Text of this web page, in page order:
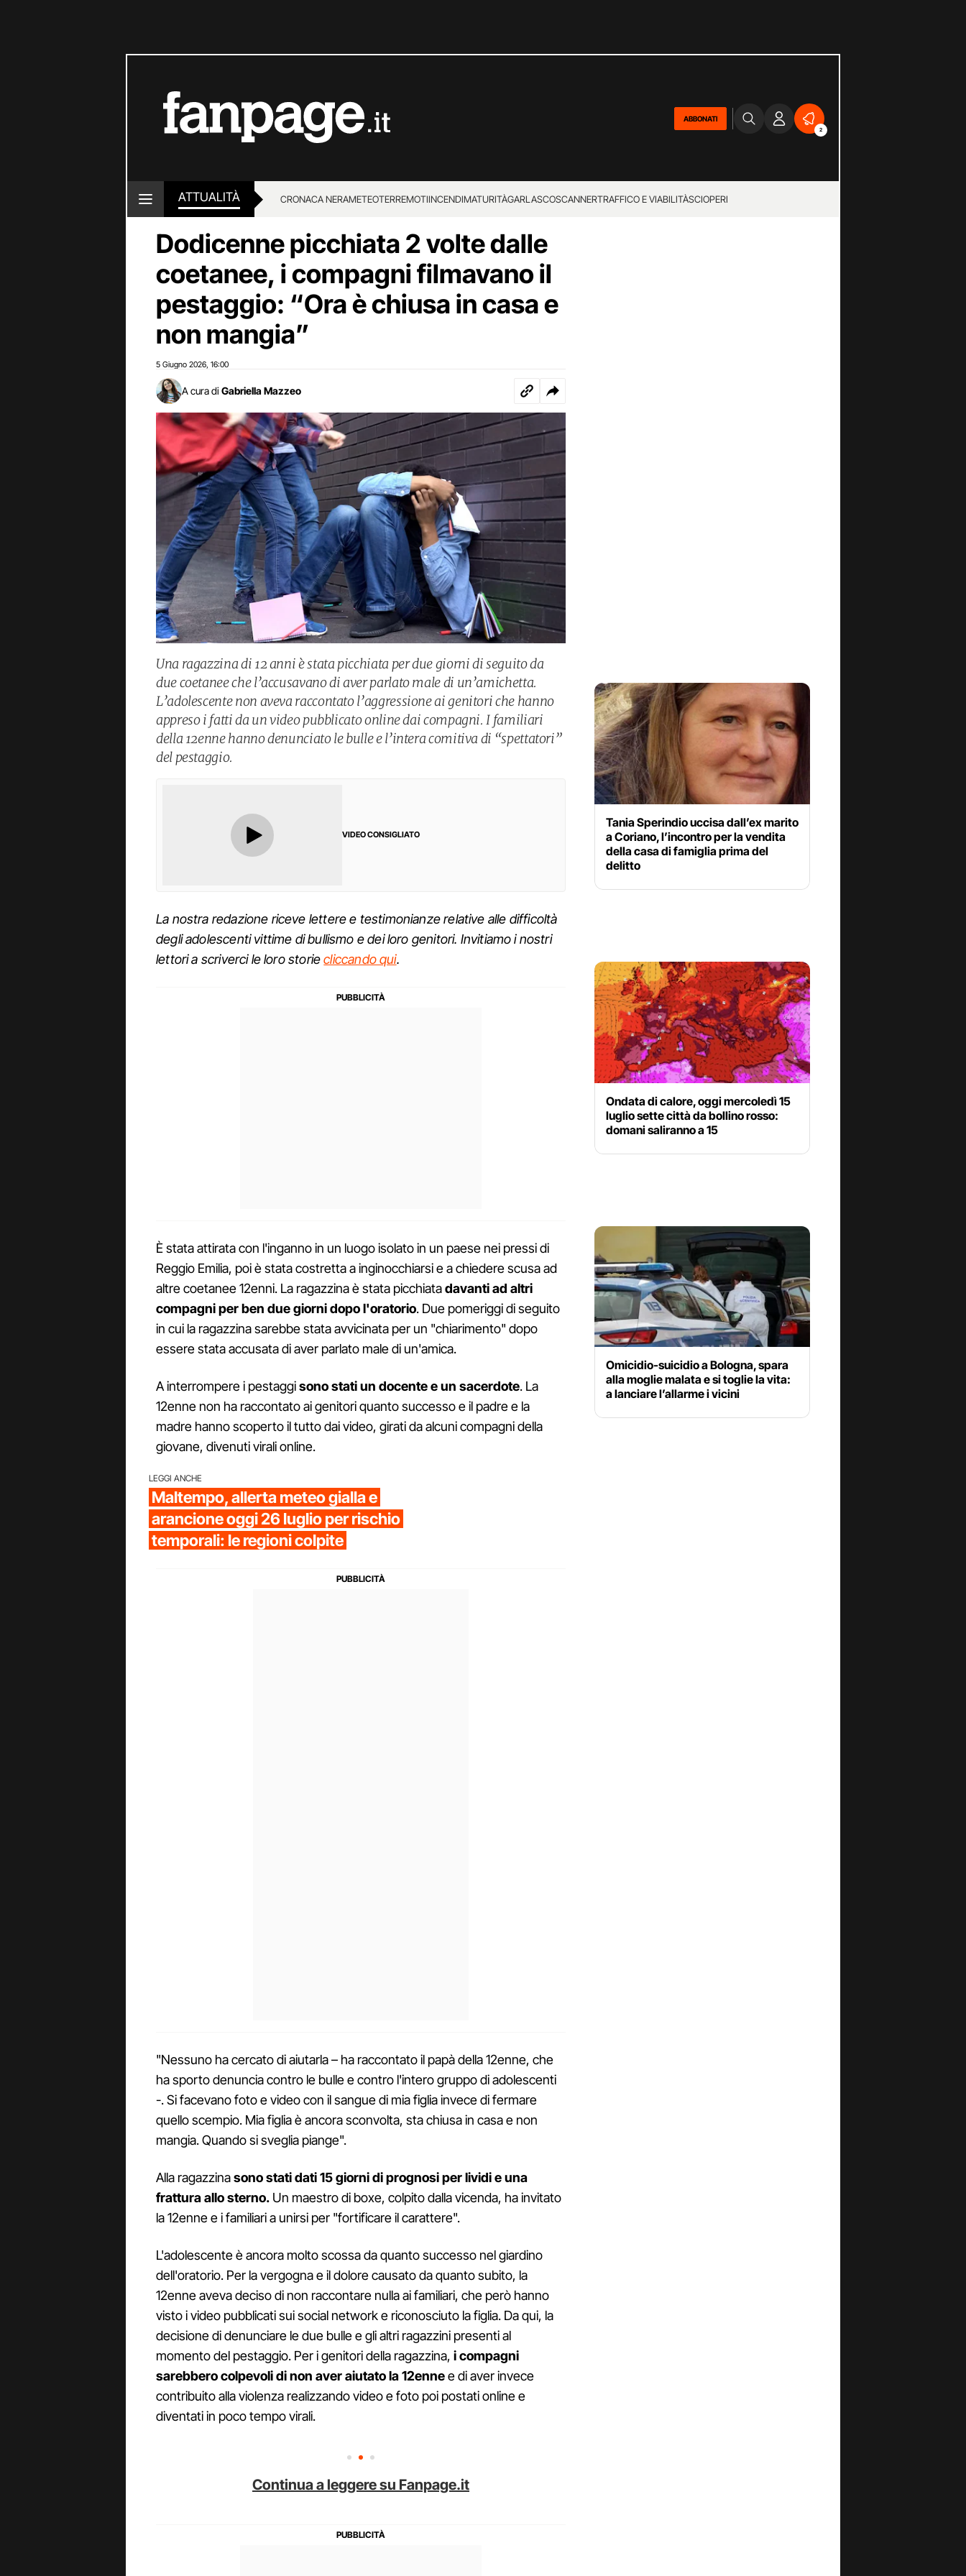
ABBONATI
2
ATTUALITÀ CRONACA NERAMETEOTERREMOTIINCENDIMATURITÀGARLASCOSCANNERTRAFFICO E VIABILITÀSCIOPERI
LOTTO E SUPERENALOTTO
Dodicenne picchiata 2 volte dalle
coetanee, i compagni filmavano il
pestaggio: “Ora è chiusa in casa e
non mangia”
5 Giugno 2026 16:00
A cura di Gabriella Mazzeo
Una ragazzina di 12 anni è stata picchiata per due giorni di seguito da
due coetanee che l’accusavano di aver parlato male di un’amichetta.
L’adolescente non aveva raccontato l’aggressione ai genitori che hanno
appreso i fatti da un video pubblicato online dai compagni. I familiari
della 12enne hanno denunciato le bulle e l’intera comitiva di “spettatori”
del pestaggio.
VIDEO CONSIGLIATO
La nostra redazione riceve lettere e testimonianze relative alle difficoltà
degli adolescenti vittime di bullismo e dei loro genitori. Invitiamo i nostri
lettori a scriverci le loro storiecliccando qui.
È stata attirata con l'inganno in un luogo isolato in un paese nei pressi di
Reggio Emilia, poi è stata costretta a inginocchiarsi e a chiedere scusa ad
altre coetanee 12enni. La ragazzina è stata picchiatadavanti ad altri
compagni per ben due giorni dopo l'oratorio. Due pomeriggi di seguito
in cui la ragazzina sarebbe stata avvicinata per un "chiarimento" dopo
essere stata accusata di aver parlato male di un'amica.
A interrompere i pestaggisono stati un docente e un sacerdote. La
12enne non ha raccontato ai genitori quanto successo e il padre e la
madre hanno scoperto il tutto dai video, girati da alcuni compagni della
giovane, divenuti virali online.
LEGGI ANCHE
Maltempo, allerta meteo gialla e
arancione oggi 26 luglio per rischio
temporali: le regioni colpite
"Nessuno ha cercato di aiutarla – ha raccontato il papà della 12enne, che
ha sporto denuncia contro le bulle e contro l'intero gruppo di adolescenti
-. Si facevano foto e video con il sangue di mia figlia invece di fermare
quello scempio. Mia figlia è ancora sconvolta, sta chiusa in casa e non
mangia. Quando si sveglia piange".
Alla ragazzinasono stati dati 15 giorni di prognosi per lividi e una
frattura allo sterno. Un maestro di boxe, colpito dalla vicenda, ha invitato
la 12enne e i familiari a unirsi per "fortificare il carattere".
L'adolescente è ancora molto scossa da quanto successo nel giardino
dell'oratorio. Per la vergogna e il dolore causato da quanto subito, la
12enne aveva deciso di non raccontare nulla ai familiari, che però hanno
visto i video pubblicati sui social network e riconosciuto la figlia. Da qui, la
decisione di denunciare le due bulle e gli altri ragazzini presenti al
momento del pestaggio. Per i genitori della ragazzina, i compagni
sarebbero colpevoli di non aver aiutato la 12ennee di aver invece
contribuito alla violenza realizzando video e foto poi postati online e
diventati in poco tempo virali.
Continua a leggere su Fanpage.it
Tania Sperindio uccisa dall’ex marito
a Coriano, l’incontro per la vendita
della casa di famiglia prima del
delitto
Ondata di calore, oggi mercoledì 15
luglio sette città da bollino rosso:
domani saliranno a 15
Omicidio-suicidio a Bologna, spara
alla moglie malata e si toglie la vita:
a lanciare l’allarme i vicini